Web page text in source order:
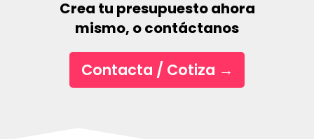
Crea tu presupuesto ahora
mismo, o contáctanos
Contacta / Cotiza →